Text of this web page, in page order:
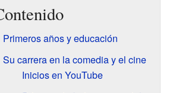
Primeros años y educación
Su carrera en la comedia y el cine
Inicios en YouTube